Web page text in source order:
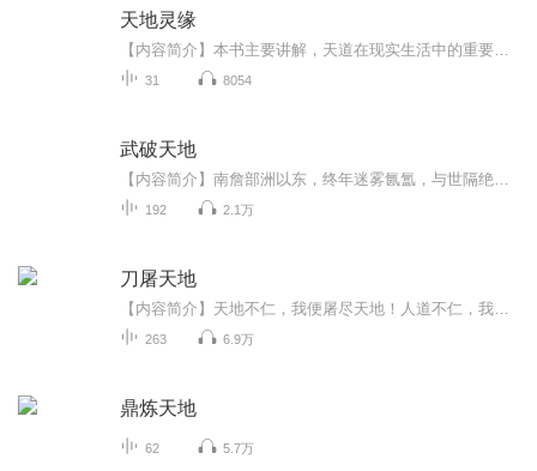
天地灵缘
31 8054
武破天地
192 2.1万
刀屠天地
263 6.9万
鼎炼天地
62 5.7万